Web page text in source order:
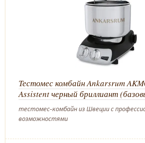
Тестомес комбайн Ankarsrum
Assistent черный бриллиант
тестомес-комбайн из Швеции с
возможностями